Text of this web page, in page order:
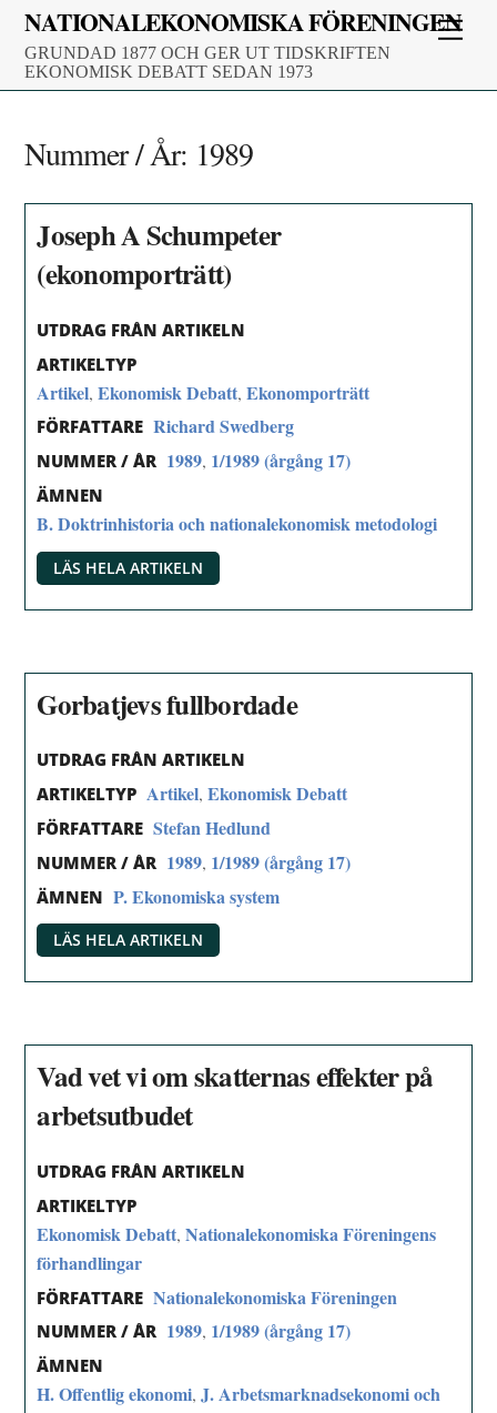
Skip
content
NATIONALEKONOMISKA FÖRENINGEN
GRUNDAD 1877 OCH GER UT TIDSKRIFTEN
EKONOMISK DEBATT SEDAN 1973
Nummer / År: 1989
Joseph A Schumpeter
(ekonomporträtt)
UTDRAG FRÅN ARTIKELN
ARTIKELTYP
Artikel,Ekonomisk Debatt,Ekonomporträtt
FÖRFATTARE Richard Swedberg
NUMMER / ÅR 1989, 1/1989 (årgång 17)
ÄMNEN
B. Doktrinhistoria och nationalekonomisk metodologi
LÄS HELA ARTIKELN
Gorbatjevs fullbordade
UTDRAG FRÅN ARTIKELN
ARTIKELTYP Artikel,Ekonomisk Debatt
FÖRFATTARE Stefan Hedlund
NUMMER / ÅR 1989, 1/1989 (årgång 17)
ÄMNEN P. Ekonomiska system
LÄS HELA ARTIKELN
Vad vet vi om skatternas effekter på
arbetsutbudet
UTDRAG FRÅN ARTIKELN
ARTIKELTYP
Ekonomisk Debatt,Nationalekonomiska Föreningens
förhandlingar
FÖRFATTARE Nationalekonomiska Föreningen
NUMMER / ÅR 1989, 1/1989 (årgång 17)
ÄMNEN
H. Offentlig ekonomi,J. Arbetsmarknadsekonomi och